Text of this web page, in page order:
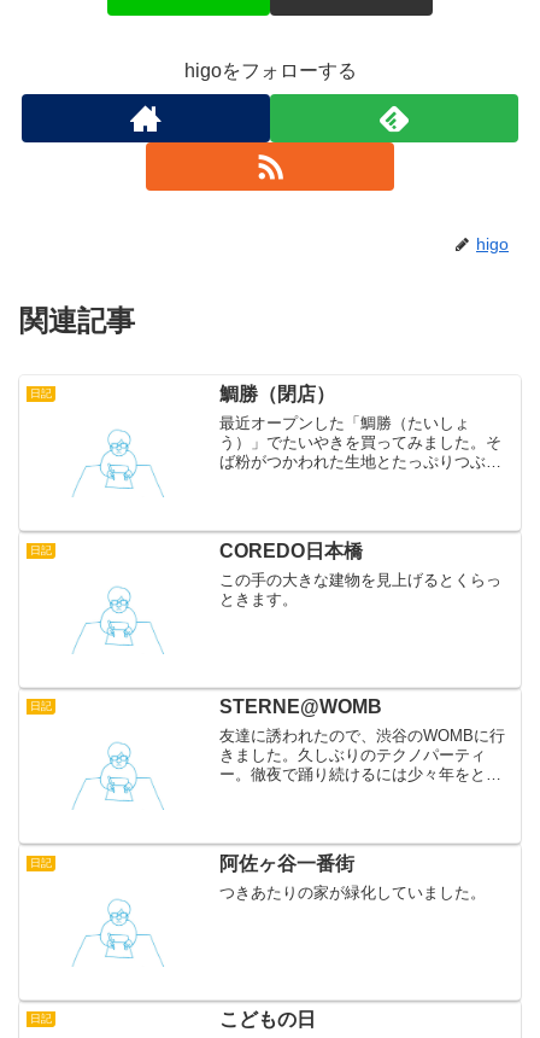
higoをフォローする
higo
関連記事
日記 鯛勝（閉店）
最近オープンした「鯛勝（たいしょ
う）」でたいやきを買ってみました。そ
ば粉がつかわれた生地とたっぷりつぶあ
りの際はぜひ買ってみてくださ...
日記 COREDO日本橋
この手の大きな建物を見上げるとくらっ
ときます。
日記 STERNE@WOMB
友達に誘われたので、渋谷のWOMBに行
きました。久しぶりのテクノパーティ
ー。徹夜で踊り続けるには少々年をとり
回は高みの...
日記 阿佐ヶ谷一番街
つきあたりの家が緑化していました。
日記 こどもの日